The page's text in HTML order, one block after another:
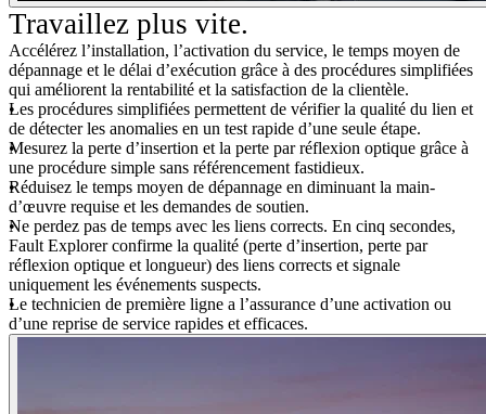
Travaillez plus vite.
Accélérez l’installation, l’activation du service, le temps moyen de
dépannage et le délai d’exécution grâce à des procédures simplifiées
qui améliorent la rentabilité et la satisfaction de la clientèle.
Les procédures simplifiées permettent de vérifier la qualité du lien et
de détecter les anomalies en un test rapide d’une seule étape.
Mesurez la perte d’insertion et la perte par réflexion optique grâce à
une procédure simple sans référencement fastidieux.
Réduisez le temps moyen de dépannage en diminuant la main-
d’œuvre requise et les demandes de soutien.
Ne perdez pas de temps avec les liens corrects. En cinq secondes,
Fault Explorer confirme la qualité (perte d’insertion, perte par
réflexion optique et longueur) des liens corrects et signale
uniquement les événements suspects.
Le technicien de première ligne a l’assurance d’une activation ou
d’une reprise de service rapides et efficaces.